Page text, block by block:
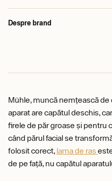
Despre brand
Mühle, muncă nemțească
aparat are capătul deschis,
firele de păr groase și pentru
când părul facial se
folosit corect, lama de ras
de pe față, nu capătul